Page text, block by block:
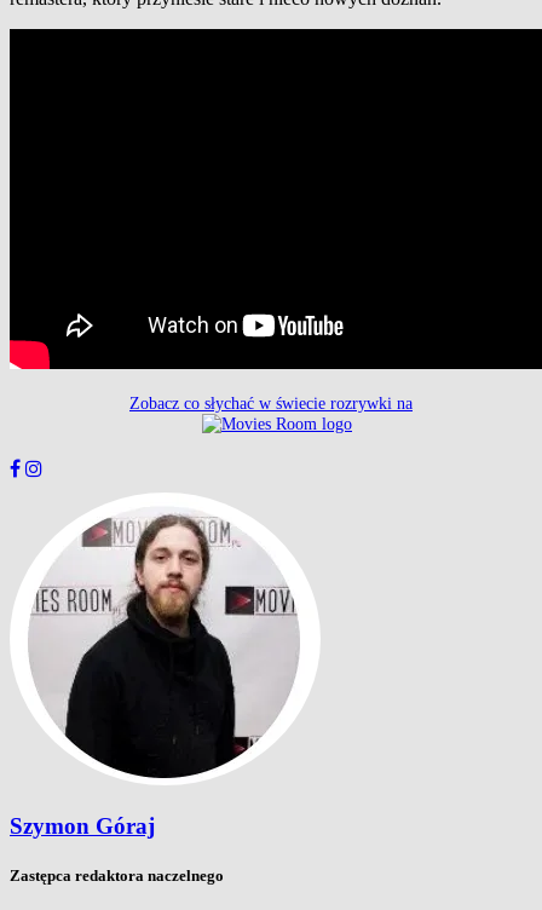
Zobacz co słychać w świecie rozrywki na
Szymon Góraj
Zastępca redaktora naczelnego